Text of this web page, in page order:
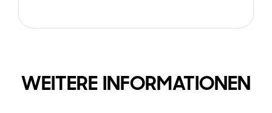
WEITERE INFORMATIONEN